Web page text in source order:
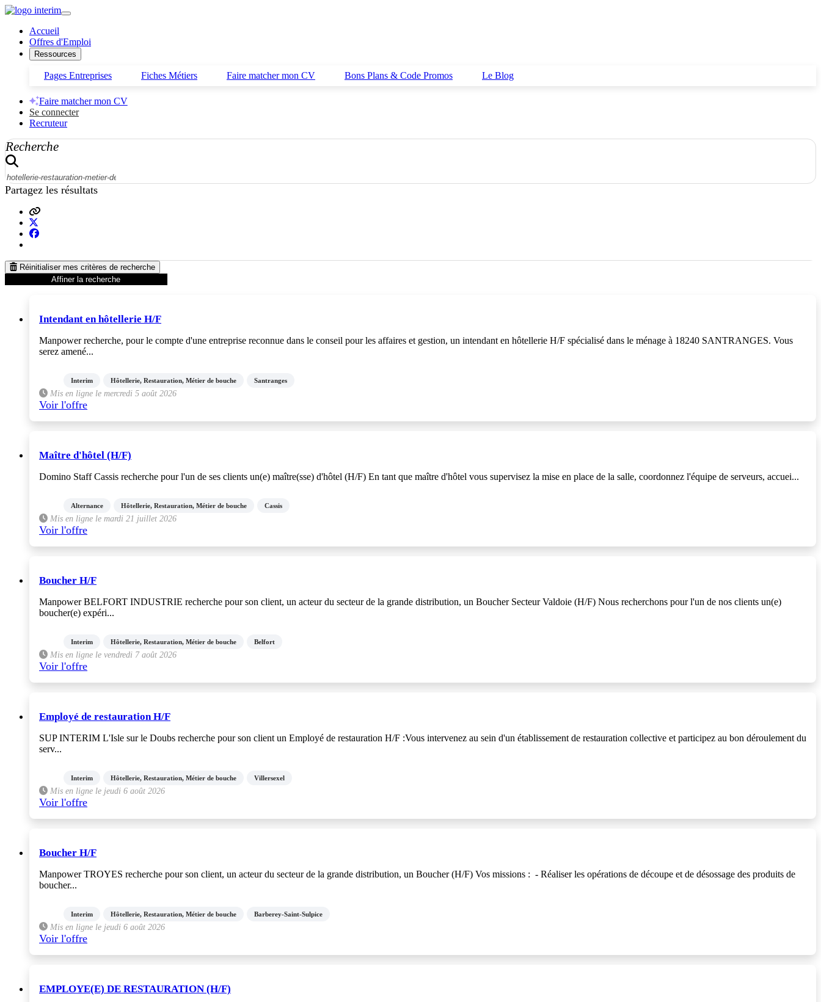
Accueil
Offres d'Emploi
Ressources
Pages Entreprises Fiches Métiers Faire matcher mon CV Bons Plans & Code Promos Le Blog
Faire matcher mon CV
Se connecter
Recruteur
Recherche
Partagez les résultats
Choisir une ville
25km aux alentours
CDD
Interim
Stage
Alternance
Franchise
Freelance
Formation
Réinitialiser mes critères de recherche
Affiner la recherche
Intendant en hôtellerie H/F
Manpower recherche, pour le compte d'une entreprise reconnue dans le conseil pour les affaires et gestion, un intendant en hôtellerie H/F spécialisé dans le ménage à 18240 SANTRANGES. Vous
serez amené...
Interim Hôtellerie, Restauration, Métier de bouche Santranges
Mis en ligne le mercredi 5 août 2026
Voir l'offre
Maître d'hôtel (H/F)
Domino Staff Cassis recherche pour l'un de ses clients un(e) maître(sse) d'hôtel (H/F) En tant que maître d'hôtel vous supervisez la mise en place de la salle, coordonnez l'équipe de serveurs, accuei...
Alternance Hôtellerie, Restauration, Métier de bouche Cassis
Mis en ligne le mardi 21 juillet 2026
Voir l'offre
Boucher H/F
Manpower BELFORT INDUSTRIE recherche pour son client, un acteur du secteur de la grande distribution, un Boucher Secteur Valdoie (H/F) Nous recherchons pour l'un de nos clients un(e)
boucher(e) expéri...
Interim Hôtellerie, Restauration, Métier de bouche Belfort
Mis en ligne le vendredi 7 août 2026
Voir l'offre
Employé de restauration H/F
SUP INTERIM L'Isle sur le Doubs recherche pour son client un Employé de restauration H/F :Vous intervenez au sein d'un établissement de restauration collective et participez au bon déroulement du
serv...
Interim Hôtellerie, Restauration, Métier de bouche Villersexel
Mis en ligne le jeudi 6 août 2026
Voir l'offre
Boucher H/F
Manpower TROYES recherche pour son client, un acteur du secteur de la grande distribution, un Boucher (H/F) Vos missions : - Réaliser les opérations de découpe et de désossage des produits de
boucher...
Interim Hôtellerie, Restauration, Métier de bouche Barberey-Saint-Sulpice
Mis en ligne le jeudi 6 août 2026
Voir l'offre
EMPLOYE(E) DE RESTAURATION (H/F)